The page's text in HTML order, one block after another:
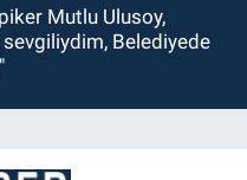
Mutlu Ulusoy,
sevgiliydim, Belediyede